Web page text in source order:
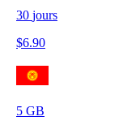
30 jours
$6.90
5 GB